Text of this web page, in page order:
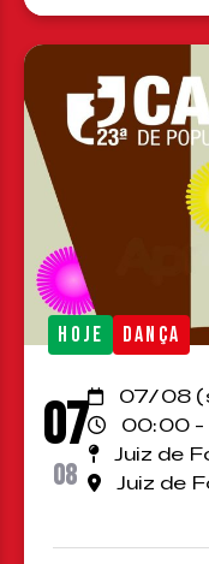
HOJE DANÇA
07
08
07/08
00:00
Juiz de
Juiz de